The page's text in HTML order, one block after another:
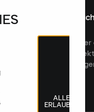
für die neuesten
an
für den Laced Newsletter
kuratierte
ALLE
ERLAUBEN